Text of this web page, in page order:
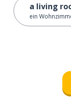
a living
ein